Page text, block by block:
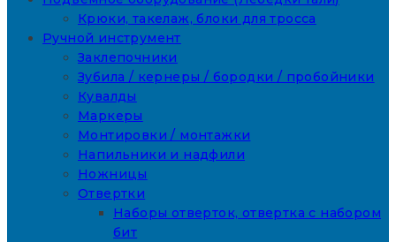
Крюки, такелаж, блоки для тросса
Ручной инструмент
Заклепочники
Зубила / кернеры / бородки / пробойники
Кувалды
Маркеры
Монтировки / монтажки
Напильники и надфили
Ножницы
Отвертки
Наборы отверток, отвертка с набором
бит